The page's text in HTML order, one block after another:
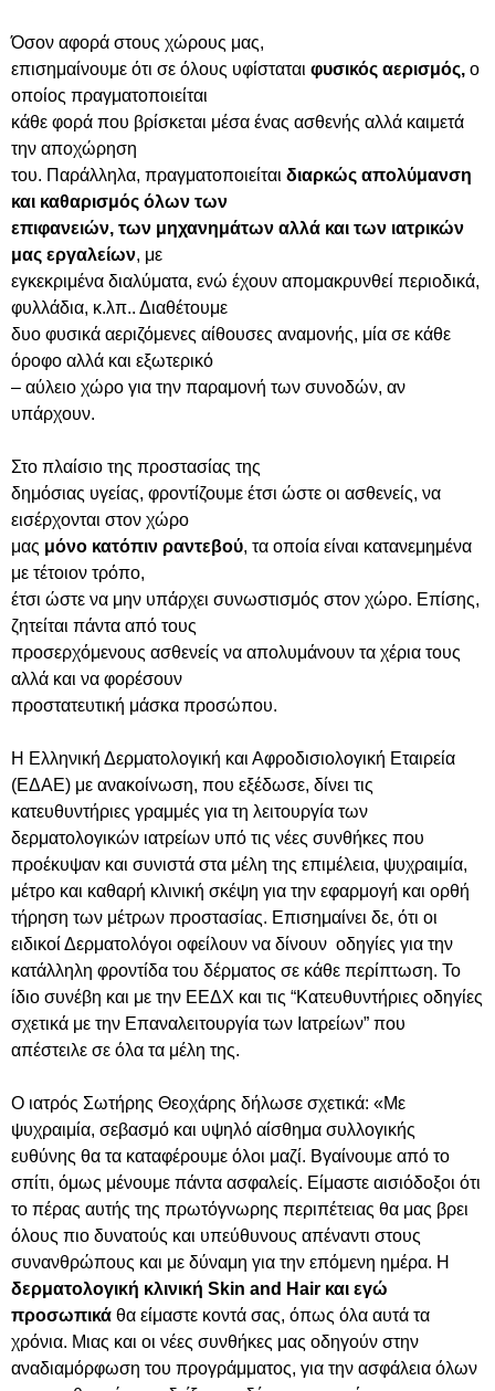
Όσον αφορά στους χώρους μας,
επισημαίνουμε ότι σε όλους υφίσταται φυσικός αερισμός, ο
οποίος πραγματοποιείται
κάθε φορά που βρίσκεται μέσα ένας ασθενής αλλά καιμετά
την αποχώρηση
του. Παράλληλα, πραγματοποιείται διαρκώς απολύμανση
και καθαρισμός όλων των
επιφανειών, των μηχανημάτων αλλά και των ιατρικών
μας εργαλείων, με
εγκεκριμένα διαλύματα, ενώ έχουν απομακρυνθεί περιοδικά,
φυλλάδια, κ.λπ.. Διαθέτουμε
δυο φυσικά αεριζόμενες αίθουσες αναμονής, μία σε κάθε
όροφο αλλά και εξωτερικό
– αύλειο χώρο για την παραμονή των συνοδών, αν
υπάρχουν.
Στο πλαίσιο της προστασίας της
δημόσιας υγείας, φροντίζουμε έτσι ώστε οι ασθενείς, να
εισέρχονται στον χώρο
μας μόνο κατόπιν ραντεβού, τα οποία είναι κατανεμημένα
με τέτοιον τρόπο,
έτσι ώστε να μην υπάρχει συνωστισμός στον χώρο. Επίσης,
ζητείται πάντα από τους
προσερχόμενους ασθενείς να απολυμάνουν τα χέρια τους
αλλά και να φορέσουν
προστατευτική μάσκα προσώπου.
H Ελληνική Δερματολογική και Αφροδισιολογική Εταιρεία
(ΕΔΑΕ) με ανακοίνωση, που εξέδωσε, δίνει τις
κατευθυντήριες γραμμές για τη λειτουργία των
δερματολογικών ιατρείων υπό τις νέες συνθήκες που
προέκυψαν και συνιστά στα μέλη της επιμέλεια, ψυχραιμία,
μέτρο και καθαρή κλινική σκέψη για την εφαρμογή και ορθή
τήρηση των μέτρων προστασίας. Επισημαίνει δε, ότι οι
ειδικοί Δερματολόγοι οφείλουν να δίνουν οδηγίες για την
κατάλληλη φροντίδα του δέρματος σε κάθε περίπτωση. Το
ίδιο συνέβη και με την ΕΕΔΧ και τις “Κατευθυντήριες οδηγίες
σχετικά με την Επαναλειτουργία των Ιατρείων” που
απέστειλε σε όλα τα μέλη της.
Ο ιατρός Σωτήρης Θεοχάρης δήλωσε σχετικά: «Με
ψυχραιμία, σεβασμό και υψηλό αίσθημα συλλογικής
ευθύνης θα τα καταφέρουμε όλοι μαζί. Βγαίνουμε από το
σπίτι, όμως μένουμε πάντα ασφαλείς. Είμαστε αισιόδοξοι ότι
το πέρας αυτής της πρωτόγνωρης περιπέτειας θα μας βρει
όλους πιο δυνατούς και υπεύθυνους απέναντι στους
συνανθρώπους και με δύναμη για την επόμενη ημέρα. Η
δερματολογική κλινική Skin and Hair και εγώ
προσωπικά θα είμαστε κοντά σας, όπως όλα αυτά τα
χρόνια. Μιας και οι νέες συνθήκες μας οδηγούν στην
αναδιαμόρφωση του προγράμματος, για την ασφάλεια όλων